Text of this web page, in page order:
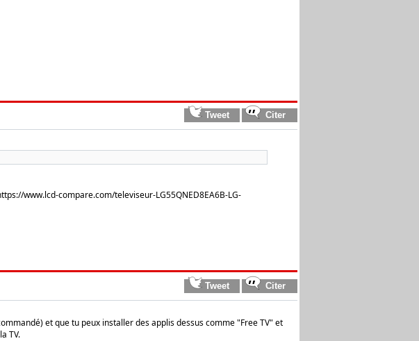
www.lcd-compare.com/televiseur-LG55QNED8EA6B-LG-
et que tu peux installer des applis dessus comme "Free TV" et
TV.